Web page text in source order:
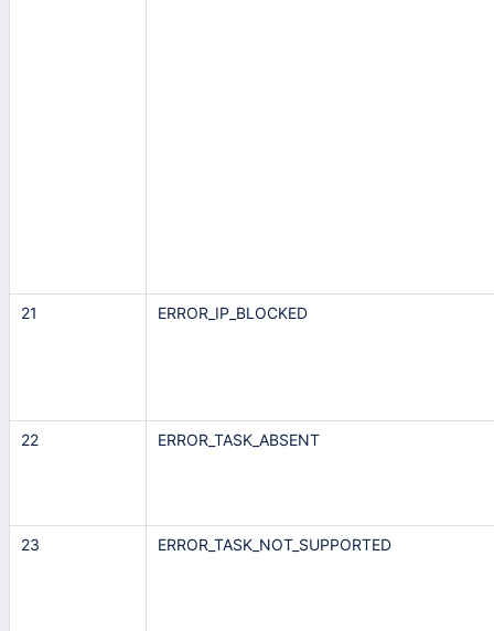
21 ERROR_IP_BLOCKED
22 ERROR_TASK_ABSENT
23 ERROR_TASK_NOT_SUPPORTED